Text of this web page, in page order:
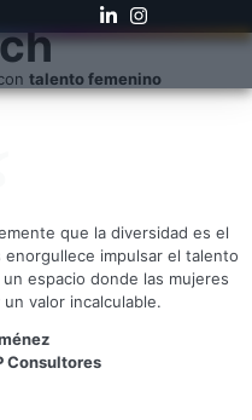
talento femenino
que la diversidad es el
impulsar el talento
espacio donde las mujeres
valor incalculable.
Consultores